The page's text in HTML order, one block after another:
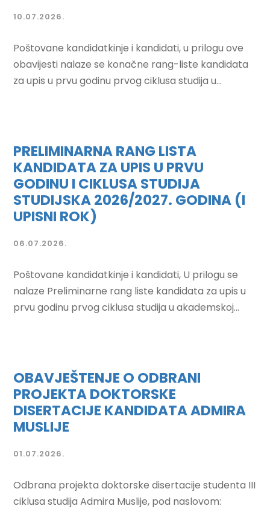
10.07.2026.
Poštovane kandidatkinje i kandidati, u prilogu ove
obavijesti nalaze se konačne rang-liste kandidata
za upis u prvu godinu prvog ciklusa studija u...
PRELIMINARNA RANG LISTA
KANDIDATA ZA UPIS U PRVU
GODINU I CIKLUSA STUDIJA
STUDIJSKA 2026/2027. GODINA (I
UPISNI ROK)
06.07.2026.
Poštovane kandidatkinje i kandidati, U prilogu se
nalaze Preliminarne rang liste kandidata za upis u
prvu godinu prvog ciklusa studija u akademskoj...
OBAVJEŠTENJE O ODBRANI
PROJEKTA DOKTORSKE
DISERTACIJE KANDIDATA ADMIRA
MUSLIJE
01.07.2026.
Odbrana projekta doktorske disertacije studenta III
ciklusa studija Admira Muslije, pod naslovom: